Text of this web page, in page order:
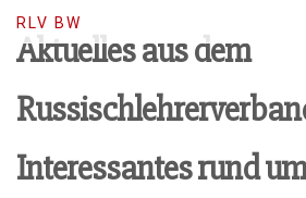
RLV BW
Aktuelles aus dem
Interessantes rund